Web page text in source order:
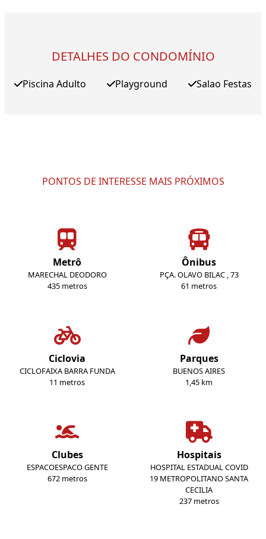
DETALHES DO CONDOMÍNIO
Piscina Adulto Playground Salao Festas
PONTOS DE INTERESSE MAIS PRÓXIMOS
Metrô
MARECHAL DEODORO
435 metros
Ônibus
PÇA. OLAVO BILAC , 73
61 metros
Ciclovia
CICLOFAIXA BARRA FUNDA
11 metros
Parques
BUENOS AIRES
1,45 km
Clubes
ESPACOESPACO GENTE
672 metros
Hospitais
HOSPITAL ESTADUAL COVID
19 METROPOLITANO SANTA
CECILIA
237 metros